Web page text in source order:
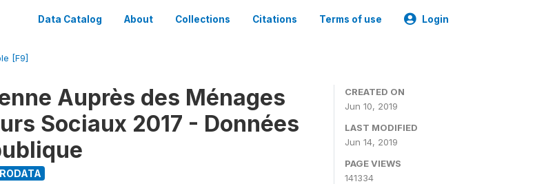
Data Catalog About Collections Citations Terms of use Login
[F9]
Auprès des Ménages
Sociaux 2017 - Données
CREATED ON
Jun 10, 2019
LAST MODIFIED
Jun 14, 2019
PAGE VIEWS
141334